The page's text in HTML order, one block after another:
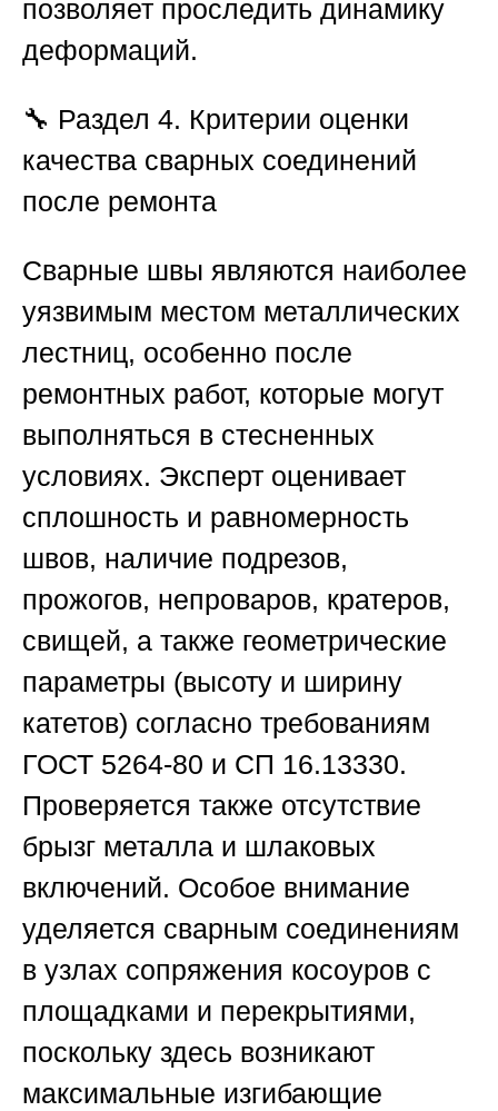
позволяет проследить динамику
деформаций.
🔧 Раздел 4. Критерии оценки
качества сварных соединений
после ремонта
Сварные швы являются наиболее
уязвимым местом металлических
лестниц, особенно после
ремонтных работ, которые могут
выполняться в стесненных
условиях. Эксперт оценивает
сплошность и равномерность
швов, наличие подрезов,
прожогов, непроваров, кратеров,
свищей, а также геометрические
параметры (высоту и ширину
катетов) согласно требованиям
ГОСТ 5264-80 и СП 16.13330.
Проверяется также отсутствие
брызг металла и шлаковых
включений. Особое внимание
уделяется сварным соединениям
в узлах сопряжения косоуров с
площадками и перекрытиями,
поскольку здесь возникают
максимальные изгибающие